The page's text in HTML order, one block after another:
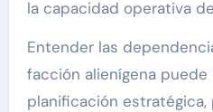
la capacidad operativa
Entender las
facción alienígena puede
planificación